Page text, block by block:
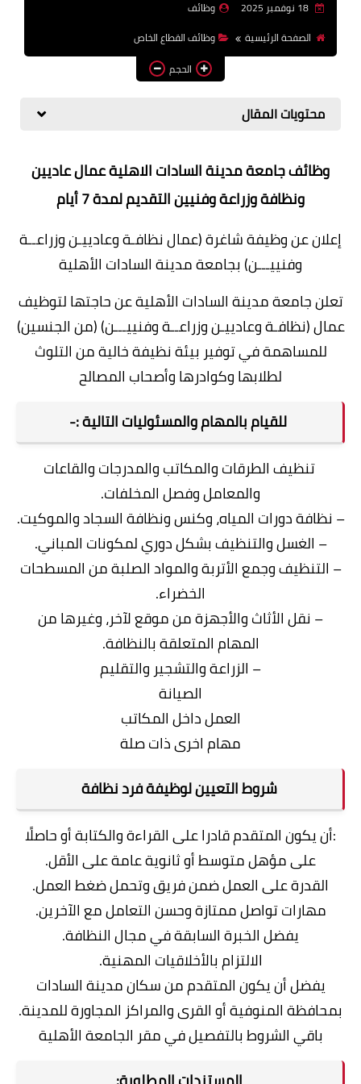
بالجامعات والمعاهد
اخبار
18 نوفمبر 2025
وظائف
الصفحة الرئيسية
وظائف القطاع الخاص
الحجم
محتويات المقال
وظائف جامعة مدينة السادات الاهلية عمال عاديين
ونظافة وزراعة وفنيين التقديم لمدة 7 أيام
إعلان عن وظيفة شاغرة (عمال نظافـة وعادييـن وزراعــة
وفنييـــن) بجامعة مدينة السادات الأهلية
تعلن جامعة مدينة السادات الأهلية عن حاجتها لتوظيف
عمال (نظافـة وعادييـن وزراعــة وفنييـــن) (من الجنسين)
للمساهمة في توفير بيئة نظيفة خالية من التلوث
لطلابها وكوادرها وأصحاب المصالح
للقيام بالمهام والمسئوليات التالية :-
تنظيف الطرقات والمكاتب والمدرجات والقاعات
والمعامل وفصل المخلفات.
– نظافة دورات المياه، وكنس ونظافة السجاد والموكيت.
– الغسل والتنظيف بشكل دوري لمكونات المباني.
– التنظيف وجمع الأتربة والمواد الصلبة من المسطحات
الخضراء.
– نقل الأثاث والأجهزة من موقع لآخر، وغيرها من
المهام المتعلقة بالنظافة.
– الزراعة والتشجير والتقليم
الصيانة
العمل داخل المكاتب
مهام اخرى ذات صلة
شروط التعيين لوظيفة فرد نظافة
:أن يكون المتقدم قادرا على القراءة والكتابة أو حاصلًا
على مؤهل متوسط أو ثانوية عامة على الأقل.
القدرة على العمل ضمن فريق وتحمل ضغط العمل.
مهارات تواصل ممتازة وحسن التعامل مع الآخرين.
يفضل الخبرة السابقة في مجال النظافة.
الالتزام بالأخلاقيات المهنية.
يفضل أن يكون المتقدم من سكان مدينة السادات
بمحافظة المنوفية أو القرى والمراكز المجاورة للمدينة.
باقي الشروط بالتفصيل في مقر الجامعة الأهلية